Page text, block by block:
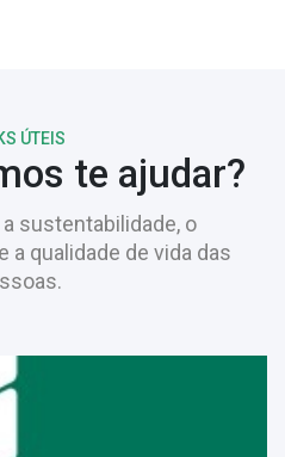
ÚTEIS
te ajudar?
a sustentabilidade, o
a qualidade de vida das